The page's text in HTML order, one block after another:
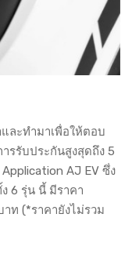
ละทำมาเพื่อให้ตอบ
รรับประกันสูงสุดถึง 5
AJ EV ซึ่ง
6 รุ่น นี้ มีราคา
ท (*ราคายังไม่รวม